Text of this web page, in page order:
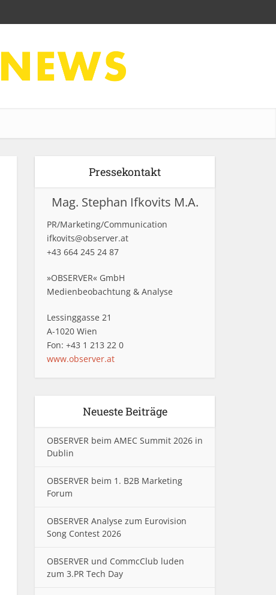
Pressekontakt
Mag. Stephan Ifkovits M.A.
PR/Marketing/Communication
ifkovits@observer.at
+43 664 245 24 87
»OBSERVER« GmbH
Medienbeobachtung & Analyse
Lessinggasse 21
A-1020 Wien
Fon: +43 1 213 22 0
www.observer.at
Neueste Beiträge
OBSERVER beim AMEC Summit 2026 in
Dublin
OBSERVER beim 1. B2B Marketing
Forum
OBSERVER Analyse zum Eurovision
Song Contest 2026
OBSERVER und CommcClub luden
zum 3.PR Tech Day